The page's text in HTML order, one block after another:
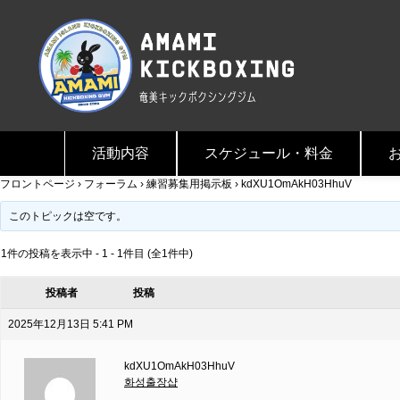
活動内容 スケジュール・料金
フロントページ › フォーラム › 練習募集用掲示板 › kdXU1OmAkH03HhuV
このトピックは空です。
1件の投稿を表示中 - 1 - 1件目 (全1件中)
投稿者 投稿
2025年12月13日 5:41 PM
kdXU1OmAkH03HhuV
화성출장샵